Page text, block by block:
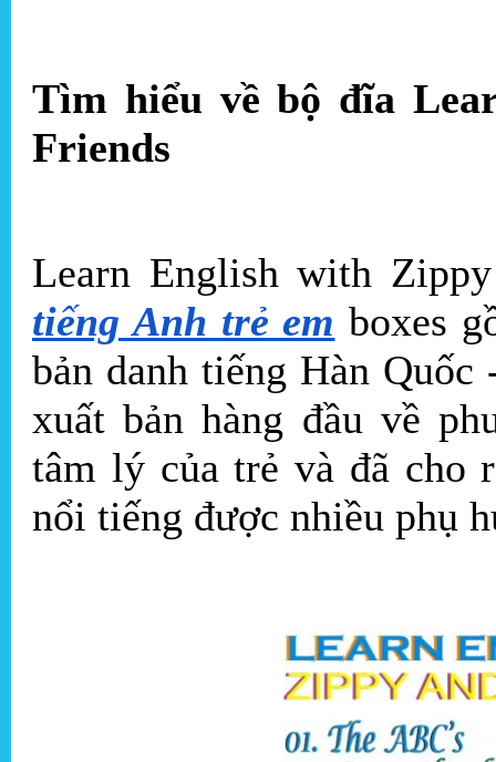
Tìm hiểu về bộ đĩa
Friends
Learn English with
tiếng Anh trẻ em boxes
bản danh tiếng Hàn
xuất bản hàng đầu về
tâm lý của trẻ và đã cho
nổi tiếng được nhiều phụ